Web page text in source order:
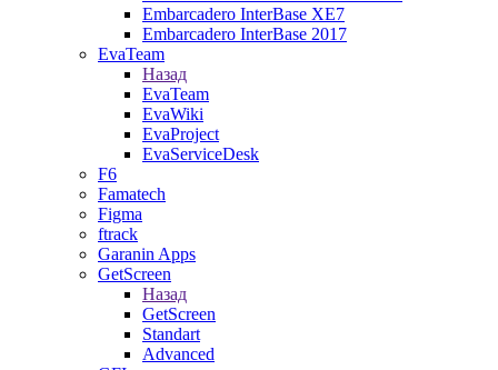
Embarcadero InterBase XE7
Embarcadero InterBase 2017
EvaTeam
Назад
EvaTeam
EvaWiki
EvaProject
EvaServiceDesk
F6
Famatech
Figma
ftrack
Garanin Apps
GetScreen
Назад
GetScreen
Standart
Advanced